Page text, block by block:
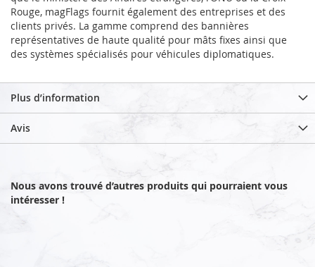
Rouge, magFlags fournit également des entreprises et des
clients privés. La gamme comprend des bannières
représentatives de haute qualité pour mâts fixes ainsi que
des systèmes spécialisés pour véhicules diplomatiques.
Plus d’information
Avis
Nous avons trouvé d’autres produits qui pourraient vous
intéresser !